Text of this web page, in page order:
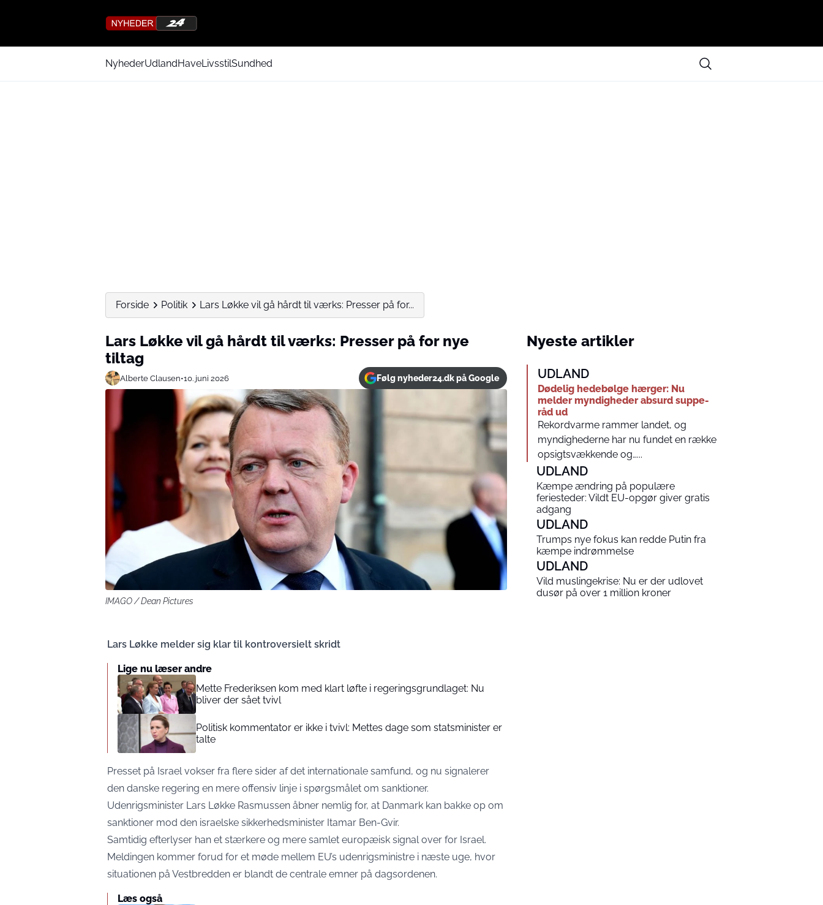
NyhederUdlandHaveLivsstilSundhed
Forside Politik Lars Løkke vil gå hårdt til værks: Presser på for...
Lars Løkke vil gå hårdt til værks: Presser på for nye
tiltag
Alberte Clausen•10. juni 2026 Følg nyheder24.dk på Google
IMAGO / Dean Pictures
Lars Løkke melder sig klar til kontroversielt skridt
Lige nu læser andre
Mette Frederiksen kom med klart løfte i regeringsgrundlaget: Nu
bliver der sået tvivl
Politisk kommentator er ikke i tvivl: Mettes dage som statsminister er
talte
Presset på Israel vokser fra flere sider af det internationale samfund, og nu signalerer
den danske regering en mere offensiv linje i spørgsmålet om sanktioner.
Udenrigsminister Lars Løkke Rasmussen åbner nemlig for, at Danmark kan bakke op om
sanktioner mod den israelske sikkerhedsminister Itamar Ben-Gvir.
Samtidig efterlyser han et stærkere og mere samlet europæisk signal over for Israel.
Meldingen kommer forud for et møde mellem EU’s udenrigsministre i næste uge, hvor
situationen på Vestbredden er blandt de centrale emner på dagsordenen.
Læs også
Nyeste artikler
UDLAND
Dødelig hedebølge hærger: Nu
melder myndigheder absurd suppe-
råd ud
Rekordvarme rammer landet, og
myndighederne har nu fundet en række
opsigtsvækkende og…...
UDLAND
Kæmpe ændring på populære
feriesteder: Vildt EU-opgør giver gratis
adgang
UDLAND
Trumps nye fokus kan redde Putin fra
kæmpe indrømmelse
UDLAND
Vild muslingekrise: Nu er der udlovet
dusør på over 1 million kroner